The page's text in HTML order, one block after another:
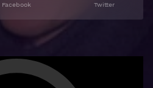
Facebook Twitter